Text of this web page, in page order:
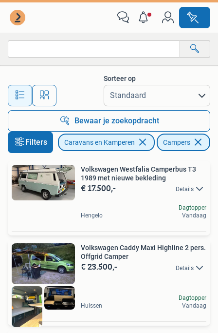
Alle afstanden…
Sorteer op
Bewaar je zoekopdracht
Filters Caravans en Kamperen Campers
Volkswagen Westfalia Camperbus T3
1989 met nieuwe bekleding
€ 17.500,- Details
Hengelo
Dagtopper
Vandaag
Volkswagen Caddy Maxi Highline 2 pers.
Offgrid Camper
€ 23.500,- Details
Huissen
Dagtopper
Vandaag